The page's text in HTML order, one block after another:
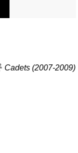
Cadets (2007-2009)